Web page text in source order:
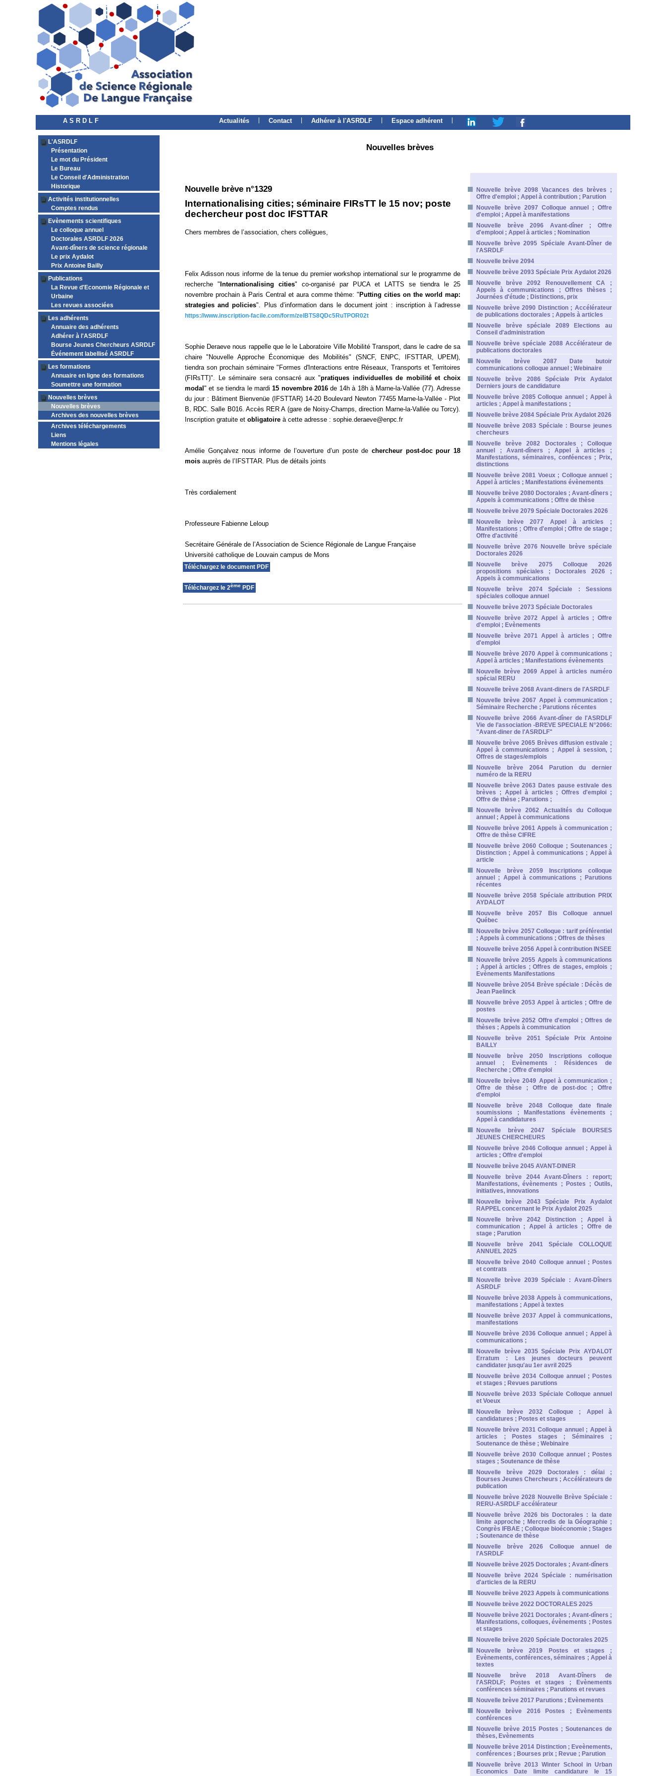
A S R D L F Actualités Contact Adhérer à l'ASRDLF Espace adhérent
L'ASRDLF
Présentation
Le mot du Président
Le Bureau
Le Conseil d'Administration
Historique
Activités institutionnelles
Comptes rendus
Evènements scientifiques
Le colloque annuel
Doctorales ASRDLF 2026
Avant-dîners de science régionale
Le prix Aydalot
Prix Antoine Bailly
Publications
La Revue d'Economie Régionale et
Urbaine
Les revues associées
Les adhérents
Annuaire des adhérents
Adhérer à l'ASRDLF
Bourse Jeunes Chercheurs ASRDLF
Événement labellisé ASRDLF
Les formations
Annuaire en ligne des formations
Soumettre une formation
Nouvelles brèves
Nouvelles brèves
Archives des nouvelles brèves
Archives téléchargements
Liens
Mentions légales
Nouvelles brèves
Nouvelle brève n°1329
Internationalising cities; séminaire FIRsTT le 15 nov; poste
dechercheur post doc IFSTTAR
Chers membres de l’association, chers collègues,
Felix Adisson nous informe de la tenue du premier workshop international sur le programme de
recherche " Internationalising cities" co-organisé par PUCA et LATTS se tiendra le 25
novembre prochain à Paris Central et aura comme thème: " Putting cities on the world map:
strategies and policies". Plus d’information dans le document joint : inscription à l’adresse
https://www.inscription-facile.com/form/zelBTS8QDc5RuTPOR02t
Sophie Deraeve nous rappelle que le le Laboratoire Ville Mobilité Transport, dans le cadre de sa
chaire "Nouvelle Approche Économique des Mobilités" (SNCF, ENPC, IFSTTAR, UPEM),
tiendra son prochain séminaire "Formes d'Interactions entre Réseaux, Transports et Territoires
(FIRsTT)". Le séminaire sera consacré aux "pratiques individuelles de mobilité et choix
modal " et se tiendra le mardi15 novembre 2016 de 14h à 18h à Marne-la-Vallée (77). Adresse
du jour : Bâtiment Bienvenüe (IFSTTAR) 14-20 Boulevard Newton 77455 Marne-la-Vallée - Plot
B, RDC. Salle B016. Accès RER A (gare de Noisy-Champs, direction Marne-la-Vallée ou Torcy).
Inscription gratuite et obligatoire à cette adresse : sophie.deraeve@enpc.fr
Amélie Gonçalvez nous informe de l’ouverture d’un poste de chercheur post-doc pour 18
mois auprès de l’IFSTTAR. Plus de détails joints
Très cordialement
Professeure Fabienne Leloup
Secrétaire Générale de l’Association de Science Régionale de Langue Française
Université catholique de Louvain campus de Mons
Téléchargez le document PDF
Téléchargez le 2ème PDF
Nouvelle brève 2098 Vacances des brèves ;
Offre d'emploi ; Appel à contribution ; Parution
Nouvelle brève 2097 Colloque annuel ; Offre
d'emploi ; Appel à manifestations
Nouvelle brève 2096 Avant-dîner ; Offre
d'emplooi ; Appel à articles ; Nomination
Nouvelle brève 2095 Spéciale Avant-Dîner de
l'ASRDLF
Nouvelle brève 2094
Nouvelle brève 2093 Spéciale Prix Aydalot 2026
Nouvelle brève 2092 Renouvellement CA ;
Appels à communications ; Offres thèses ;
Journées d'étude ; Distinctions, prix
Nouvelle brève 2090 Distinction ; Accélérateur
de publications doctorales ; Appels à articles
Nouvelle brève spéciale 2089 Elections au
Conseil d'administration
Nouvelle brève spéciale 2088 Accélérateur de
publications doctorales
Nouvelle brève 2087 Date butoir
communications colloque annuel ; Webinaire
Nouvelle brève 2086 Spéciale Prix Aydalot
Derniers jours de candidature
Nouvelle brève 2085 Colloque annuel ; Appel à
articles ; Appel à manifestations ;
Nouvelle brève 2084 Spéciale Prix Aydalot 2026
Nouvelle brève 2083 Spéciale : Bourse jeunes
chercheurs
Nouvelle brève 2082 Doctorales ; Colloque
annuel ; Avant-dîners ; Appel à articles ;
Manifestations, séminaires, conféences ; Prix,
distinctions
Nouvelle brève 2081 Voeux ; Colloque annuel ;
Appel à articles ; Manifestations évènements
Nouvelle brève 2080 Doctorales ; Avant-dîners ;
Appels à communications ; Offre de thèse
Nouvelle brève 2079 Spéciale Doctorales 2026
Nouvelle brève 2077 Appel à articles ;
Manifestations ; Offre d'emploi ; Offre de stage ;
Offre d'activité
Nouvelle brève 2076 Nouvelle brève spéciale
Doctorales 2026
Nouvelle brève 2075 Colloque 2026
propositions spéciales ; Doctorales 2026 ;
Appels à communications
Nouvelle brève 2074 Spéciale : Sessions
spéciales colloque annuel
Nouvelle brève 2073 Spéciale Doctorales
Nouvelle brève 2072 Appel à articles ; Offre
d'emploi ; Evènements
Nouvelle brève 2071 Appel à articles ; Offre
d'emploi
Nouvelle brève 2070 Appel à communications ;
Appel à articles ; Manifestations évènements
Nouvelle brève 2069 Appel à articles numéro
spécial RERU
Nouvelle brève 2068 Avant-diners de l'ASRDLF
Nouvelle brève 2067 Appel à communication ;
Séminaire Recherche ; Parutions récentes
Nouvelle brève 2066 Avant-dîner de l'ASRDLF
Vie de l’association -BREVE SPECIALE N°2066:
"Avant-diner de l'ASRDLF"
Nouvelle brève 2065 Brèves diffusion estivale ;
Appel à communications ; Appel à session, ;
Offres de stages/emplois
Nouvelle brève 2064 Parution du dernier
numéro de la RERU
Nouvelle brève 2063 Dates pause estivale des
brèves ; Appel à articles ; Offres d'emploi ;
Offre de thèse ; Parutions ;
Nouvelle brève 2062 Actualités du Colloque
annuel ; Appel à communications
Nouvelle brève 2061 Appels à communication ;
Offre de thèse CIFRE
Nouvelle brève 2060 Colloque ; Soutenances ;
Distinction ; Appel à communications ; Appel à
article
Nouvelle brève 2059 Inscriptions colloque
annuel ; Appel à communications ; Parutions
récentes
Nouvelle brève 2058 Spéciale attribution PRIX
AYDALOT
Nouvelle brève 2057 Bis Colloque annuel
Québec
Nouvelle brève 2057 Colloque : tarif préférentiel
; Appels à communications ; Offres de thèses
Nouvelle brève 2056 Appel à contribution INSEE
Nouvelle brève 2055 Appels à communications
; Appel à articles ; Offres de stages, emplois ;
Evènements Manifestations
Nouvelle brève 2054 Brève spéciale : Décès de
Jean Paelinck
Nouvelle brève 2053 Appel à articles ; Offre de
postes
Nouvelle brève 2052 Offre d'emploi ; Offres de
thèses ; Appels à communication
Nouvelle brève 2051 Spéciale Prix Antoine
BAILLY
Nouvelle brève 2050 Inscriptions colloque
annuel ; Evènements : Résidences de
Recherche ; Offre d'emploi
Nouvelle brève 2049 Appel à communication ;
Offre de thèse ; Offre de post-doc ; Offre
d'emploi
Nouvelle brève 2048 Colloque date finale
soumissions ; Manifestations évènements ;
Appel à candidatures
Nouvelle brève 2047 Spéciale BOURSES
JEUNES CHERCHEURS
Nouvelle brève 2046 Colloque annuel ; Appel à
articles ; Offre d'emploi
Nouvelle brève 2045 AVANT-DINER
Nouvelle brève 2044 Avant-Dîners : report;
Manifestations, évènements ; Postes ; Outils,
initiatives, innovations
Nouvelle brève 2043 Spéciale Prix Aydalot
RAPPEL concernant le Prix Aydalot 2025
Nouvelle brève 2042 Distinction ; Appel à
communication ; Appel à articles ; Offre de
stage ; Parution
Nouvelle brève 2041 Spéciale COLLOQUE
ANNUEL 2025
Nouvelle brève 2040 Colloque annuel ; Postes
et contrats
Nouvelle brève 2039 Spéciale : Avant-Dîners
ASRDLF
Nouvelle brève 2038 Appels à communications,
manifestations ; Appel à textes
Nouvelle brève 2037 Appel à communications,
manifestations
Nouvelle brève 2036 Colloque annuel ; Appel à
communications ;
Nouvelle brève 2035 Spéciale Prix AYDALOT
Erratum : Les jeunes docteurs peuvent
candidater jusqu'au 1er avril 2025
Nouvelle brève 2034 Colloque annuel ; Postes
et stages ; Revues parutions
Nouvelle brève 2033 Spéciale Colloque annuel
et Voeux
Nouvelle brève 2032 Colloque ; Appel à
candidatures ; Postes et stages
Nouvelle brève 2031 Colloque annuel ; Appel à
articles ; Postes stages ; Séminaires ;
Soutenance de thèse ; Webinaire
Nouvelle brève 2030 Colloque annuel ; Postes
stages ; Soutenance de thèse
Nouvelle brève 2029 Doctorales : délai ;
Bourses Jeunes Chercheurs ; Accélérateurs de
publication
Nouvelle brève 2028 Nouvelle Brève Spéciale :
RERU-ASRDLF accélérateur
Nouvelle brève 2026 bis Doctorales : la date
limite approche ; Mercredis de la Géographie ;
Congrès IFBAE ; Colloque bioéconomie ; Stages
; Soutenance de thèse
Nouvelle brève 2026 Colloque annuel de
l'ASRDLF
Nouvelle brève 2025 Doctorales ; Avant-dîners
Nouvelle brève 2024 Spéciale : numérisation
d'articles de la RERU
Nouvelle brève 2023 Appels à communications
Nouvelle brève 2022 DOCTORALES 2025
Nouvelle brève 2021 Doctorales ; Avant-dîners ;
Manifestations, colloques, évènements ; Postes
et stages
Nouvelle brève 2020 Spéciale Doctorales 2025
Nouvelle brève 2019 Postes et stages ;
Evènements, conférences, séminaires ; Appel à
textes
Nouvelle brève 2018 Avant-Dîners de
l'ASRDLF; Postes et stages ; Evènements
conférences séminaires ; Parutions et revues
Nouvelle brève 2017 Parutions ; Evènements
Nouvelle brève 2016 Postes ; Evènements
conférences
Nouvelle brève 2015 Postes ; Soutenances de
thèses, Evènements
Nouvelle brève 2014 Distinction ; Eveènements,
conférences ; Bourses prix ; Revue ; Parution
Nouvelle brève 2013 Winter School in Urban
Economics Date limite candidature le 15